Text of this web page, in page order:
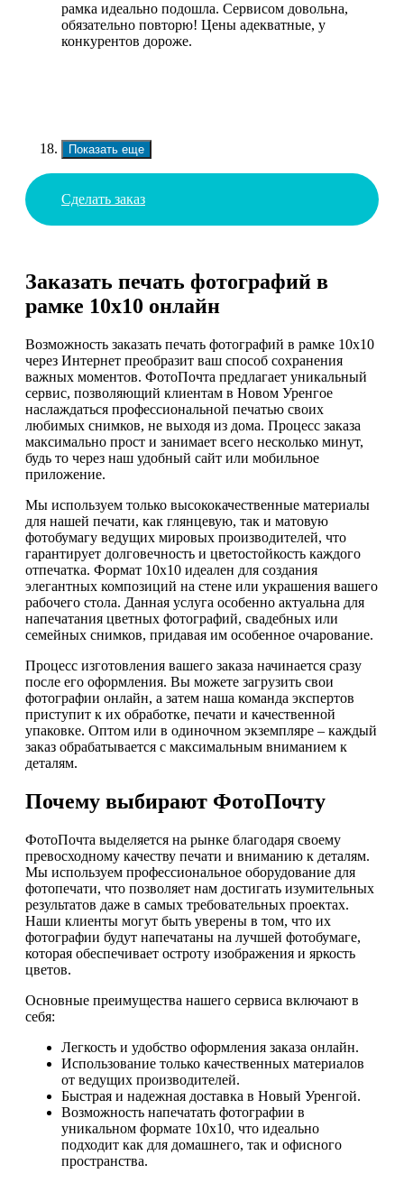
рамка идеально подошла. Сервисом довольна,
обязательно повторю! Цены адекватные, у
конкурентов дороже.
Показать еще
Сделать заказ
Заказать печать фотографий в
рамке 10х10 онлайн
Возможность заказать печать фотографий в рамке 10х10
через Интернет преобразит ваш способ сохранения
важных моментов. ФотоПочта предлагает уникальный
сервис, позволяющий клиентам в Новом Уренгое
наслаждаться профессиональной печатью своих
любимых снимков, не выходя из дома. Процесс заказа
максимально прост и занимает всего несколько минут,
будь то через наш удобный сайт или мобильное
приложение.
Мы используем только высококачественные материалы
для нашей печати, как глянцевую, так и матовую
фотобумагу ведущих мировых производителей, что
гарантирует долговечность и цветостойкость каждого
отпечатка. Формат 10х10 идеален для создания
элегантных композиций на стене или украшения вашего
рабочего стола. Данная услуга особенно актуальна для
напечатания цветных фотографий, свадебных или
семейных снимков, придавая им особенное очарование.
Процесс изготовления вашего заказа начинается сразу
после его оформления. Вы можете загрузить свои
фотографии онлайн, а затем наша команда экспертов
приступит к их обработке, печати и качественной
упаковке. Оптом или в одиночном экземпляре – каждый
заказ обрабатывается с максимальным вниманием к
деталям.
Почему выбирают ФотоПочту
ФотоПочта выделяется на рынке благодаря своему
превосходному качеству печати и вниманию к деталям.
Мы используем профессиональное оборудование для
фотопечати, что позволяет нам достигать изумительных
результатов даже в самых требовательных проектах.
Наши клиенты могут быть уверены в том, что их
фотографии будут напечатаны на лучшей фотобумаге,
которая обеспечивает остроту изображения и яркость
цветов.
Основные преимущества нашего сервиса включают в
себя:
Легкость и удобство оформления заказа онлайн.
Использование только качественных материалов
от ведущих производителей.
Быстрая и надежная доставка в Новый Уренгой.
Возможность напечатать фотографии в
уникальном формате 10х10, что идеально
подходит как для домашнего, так и офисного
пространства.